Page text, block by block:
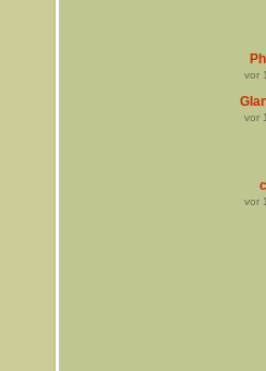
vor
vor
vor